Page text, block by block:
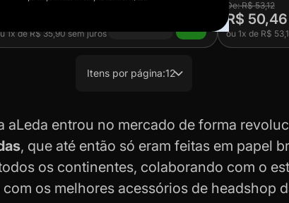
1x de R$ 35,90 sem juros
R$ 53,12
R$ 50,46
ou1x de R$
Itens por página:12
aLeda entrou no mercado de forma
, que até então só eram feitas em papel
os continentes, colaborando com o
os melhores acessórios de headshop